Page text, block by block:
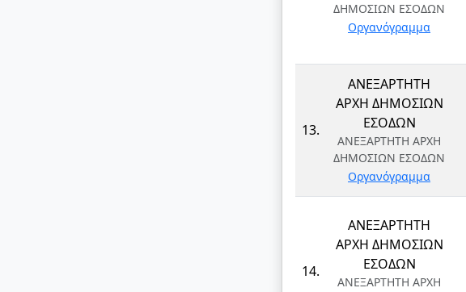
ΔΗΜΟΣΙΩΝ ΕΣΟΔΩΝ
Οργανόγραμμα
13.
ΑΝΕΞΑΡΤΗΤΗ
ΑΡΧΗ ΔΗΜΟΣΙΩΝ
ΕΣΟΔΩΝ
ΑΝΕΞΑΡΤΗΤΗ ΑΡΧΗ
ΔΗΜΟΣΙΩΝ ΕΣΟΔΩΝ
Οργανόγραμμα
14.
ΑΝΕΞΑΡΤΗΤΗ
ΑΡΧΗ ΔΗΜΟΣΙΩΝ
ΕΣΟΔΩΝ
ΑΝΕΞΑΡΤΗΤΗ ΑΡΧΗ